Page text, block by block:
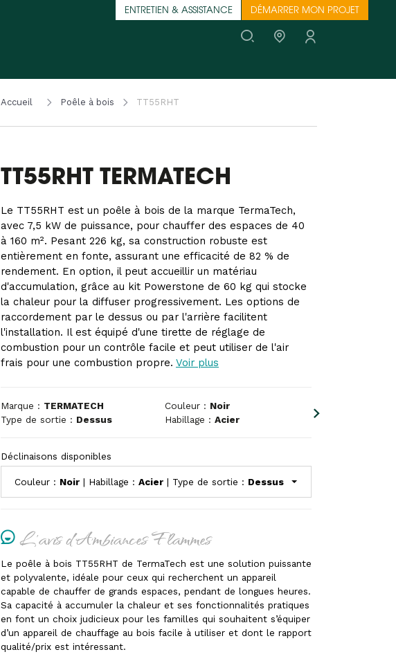
ENTRETIEN & ASSISTANCE DÉMARRER MON PROJET
Accueil Poêle à bois TT55RHT
TT55RHT TERMATECH
Le TT55RHT est un poêle à bois de la marque TermaTech,
avec 7,5 kW de puissance, pour chauffer des espaces de 40
à 160 m². Pesant 226 kg, sa construction robuste est
entièrement en fonte, assurant une efficacité de 82 % de
rendement. En option, il peut accueillir un matériau
d'accumulation, grâce au kit Powerstone de 60 kg qui stocke
la chaleur pour la diffuser progressivement. Les options de
raccordement par le dessus ou par l'arrière facilitent
l'installation. Il est équipé d'une tirette de réglage de
combustion pour un contrôle facile et peut utiliser de l'air
frais pour une combustion propre. Voir plus
Marque : TERMATECH
Type de sortie : Dessus
Couleur : Noir
Habillage : Acier
Déclinaisons disponibles
Couleur : Noir | Habillage :Acier | Type de sortie : Dessus
L'avis d'Ambiances Flammes
Le poêle à bois TT55RHT de TermaTech est une solution puissante
et polyvalente, idéale pour ceux qui recherchent un appareil
capable de chauffer de grands espaces, pendant de longues heures.
Sa capacité à accumuler la chaleur et ses fonctionnalités pratiques
en font un choix judicieux pour les familles qui souhaitent s’équiper
d’un appareil de chauffage au bois facile à utiliser et dont le rapport
qualité/prix est intéressant.